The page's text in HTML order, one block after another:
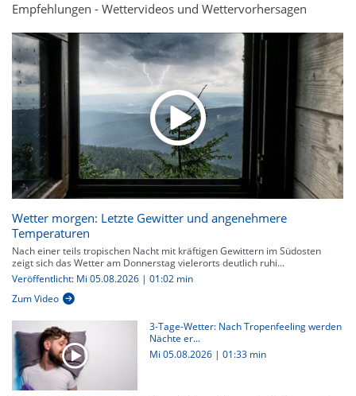
Empfehlungen - Wettervideos und Wettervorhersagen
Wetter morgen: Letzte Gewitter und angenehmere
Temperaturen
Nach einer teils tropischen Nacht mit kräftigen Gewittern im Südosten
zeigt sich das Wetter am Donnerstag vielerorts deutlich ruhi...
Veröffentlicht: Mi 05.08.2026 | 01:02 min
Zum Video
3-Tage-Wetter: Nach Tropenfeeling werden
Nächte er...
Mi 05.08.2026 | 01:33 min